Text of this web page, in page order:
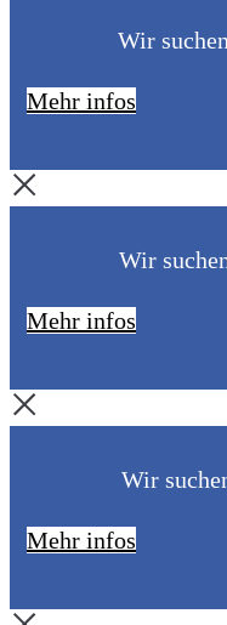
Wir
Mehr infos
Wir
Mehr infos
Wir
Mehr infos